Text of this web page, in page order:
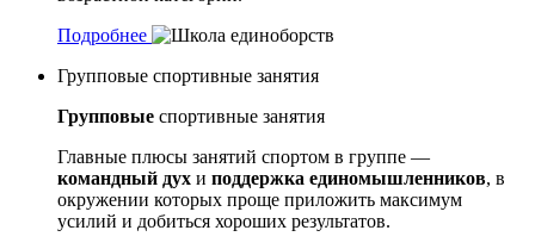
Подробнее
Групповые спортивные занятия
Групповые спортивные занятия
Главные плюсы занятий спортом в группе —
командный дух и поддержка единомышленников, в
окружении которых проще приложить максимум
усилий и добиться хороших результатов.